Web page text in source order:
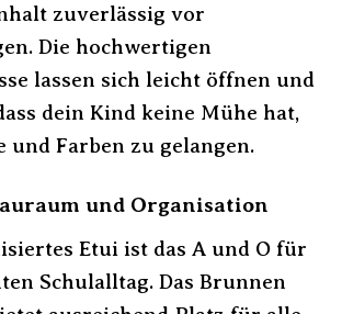
zuverlässig vor
Die hochwertigen
lassen sich leicht öffnen und
dein Kind keine Mühe hat,
und Farben zu gelangen.
und Organisation
Etui ist das A und O für
Schulalltag. Das Brunnen